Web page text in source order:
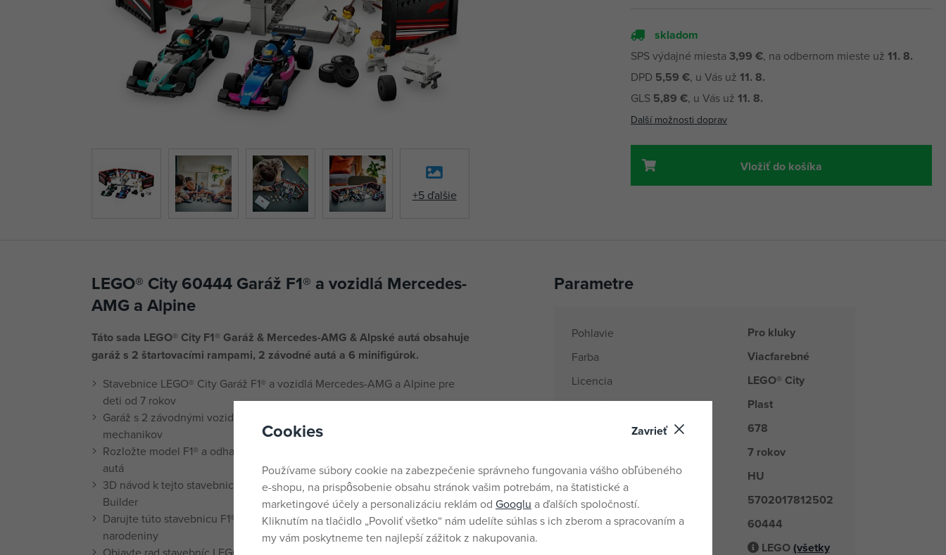
+5 ďalšie
skladom
SPS výdajné miesta 3,99 €, na odbernom mieste už 11. 8.
DPD 5,59 €, u Vás už 11. 8.
GLS 5,89 €, u Vás už 11. 8.
Další možnosti doprav
Vložiť do košíka
LEGO® City 60444 Garáž F1® a vozidlá Mercedes-
AMG a Alpine
Táto sada LEGO® City F1® Garáž & Mercedes-AMG & Alpské autá obsahuje
garáž s 2 štartovacími rampami, 2 závodné autá a 6 minifigúrok.
Stavebnice LEGO® City Garáž F1® a vozidlá Mercedes-AMG a Alpine pre
deti od 7 rokov
Garáž s 2 závodnými vozidlami LEGO® F1® a minifigúrkami 2 vodičov a 4
mechanikov
Rozložte model F1® a odhaľte dielňu s 2 štartovacími rampami pre závodné
autá
3D návod k tejto stavebnici LEGO® F1® s vozidlom nájdete v aplikácii LEGO
Builder
Darujte túto stavebnicu F1® deťom od 7 rokov na Vianoce alebo
narodeniny
Objavte rad stavebníc LEGO® F1® (predávajú sa samostatne) pre celú
Parametre
Pohlavie Pro kluky
Farba Viacfarebné
Licencia LEGO® City
Materiál Plast
Počet dielikov 678
7 rokov
Krajina pôvodu HU
EANs 5702017812502
Dodávateľské číslo 60444
LEGO(všetky
Cookies Zavrieť
Používame súbory cookie na zabezpečenie správneho fungovania vášho obľúbeného
e-shopu, na prispôsobenie obsahu stránok vašim potrebám, na štatistické a
marketingové účely a personalizáciu reklám od Googlu a ďalších spoločností.
Kliknutím na tlačidlo „Povoliť všetko“ nám udelíte súhlas s ich zberom a spracovaním a
my vám poskytneme ten najlepší zážitok z nakupovania.